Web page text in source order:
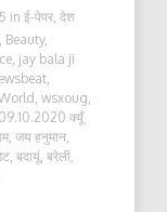
in ई-पेपर, देश
, Beauty,
, jay bala ji
,
, wsxoug,
क्यूँ
, जय हनुमान,
, बदायूं, बरेली,